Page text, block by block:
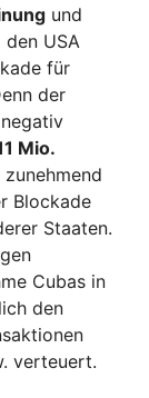
und
USA
für
der
Mio.
zunehmend
Blockade
Staaten.
Cubas in
den
verteuert.